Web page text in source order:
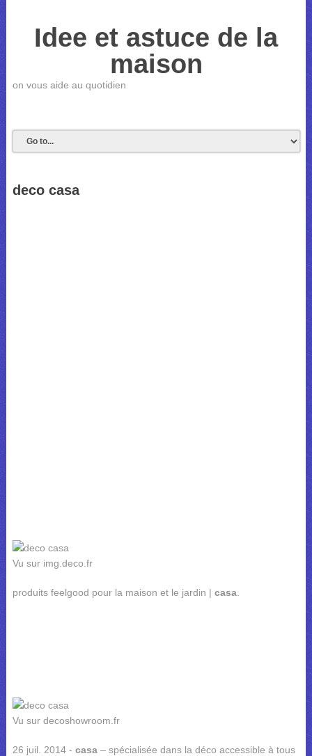
Idee et astuce de la
maison
on vous aide au quotidien
deco casa
Vu sur img.deco.fr
produits feelgood pour la maison et le jardin | casa.
Vu sur decoshowroom.fr
26 juil. 2014 - casa– spécialisée dans la déco accessible à tous